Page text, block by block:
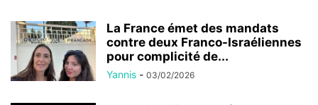
La France émet des mandats
contre deux Franco-Israéliennes
pour complicité de...
Yannis - 03/02/2026